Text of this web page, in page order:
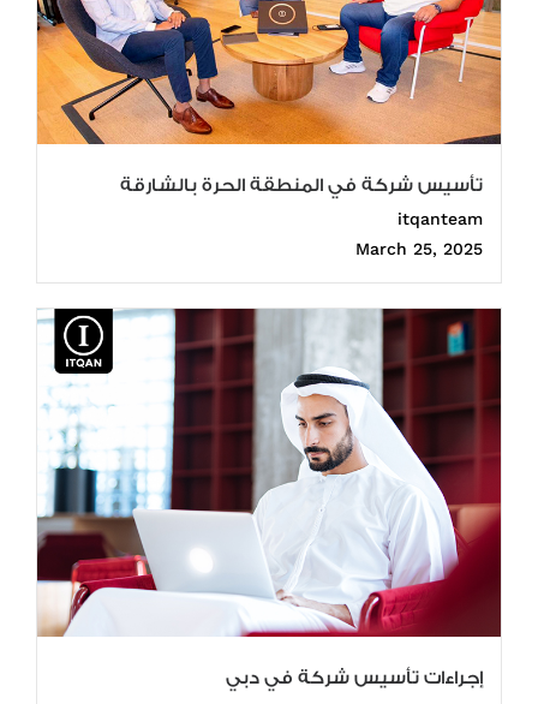
تأسيس شركة في المنطقة الحرة بالشارقة
itqanteam
March 25, 2025
إجراءات تأسيس شركة في دبي